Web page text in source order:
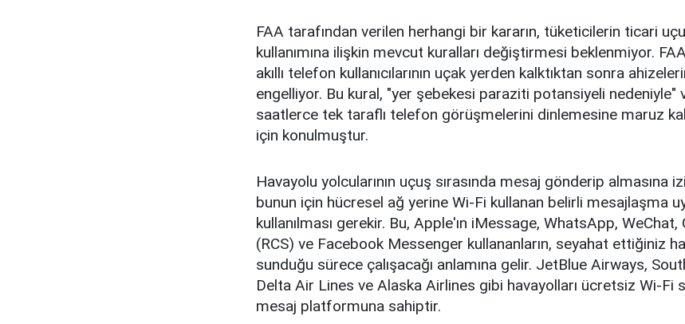
FAA tarafından verilen herhangi bir kararın, tüketicilerin ticari
kullanımına ilişkin mevcut kuralları değiştirmesi beklenmiyor.
akıllı telefon kullanıcılarının uçak yerden kalktıktan sonra
engelliyor. Bu kural, "yer şebekesi paraziti potansiyeli nedeniyle"
saatlerce tek taraflı telefon görüşmelerini dinlemesine maruz
için konulmuştur.
Havayolu yolcularının uçuş sırasında mesaj gönderip almasına
bunun için hücresel ağ yerine Wi-Fi kullanan belirli mesajlaşma
kullanılması gerekir. Bu, Apple'ın iMessage, WhatsApp, WeChat,
(RCS) ve Facebook Messenger kullananların, seyahat ettiğiniz
sunduğu sürece çalışacağı anlamına gelir. JetBlue Airways,
Delta Air Lines ve Alaska Airlines gibi havayolları ücretsiz Wi-Fi
mesaj platformuna sahiptir.